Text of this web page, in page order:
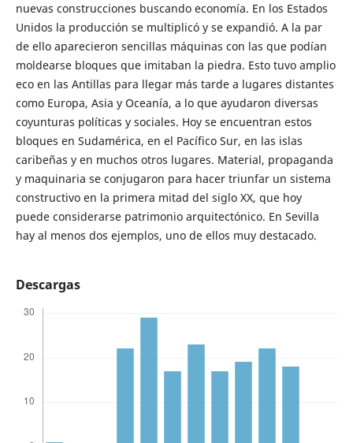
nuevas construcciones buscando economía. En los Estados
Unidos la producción se multiplicó y se expandió. A la par
de ello aparecieron sencillas máquinas con las que podían
moldearse bloques que imitaban la piedra. Esto tuvo amplio
eco en las Antillas para llegar más tarde a lugares distantes
como Europa, Asia y Oceanía, a lo que ayudaron diversas
coyunturas políticas y sociales. Hoy se encuentran estos
bloques en Sudamérica, en el Pacífico Sur, en las islas
caribeñas y en muchos otros lugares. Material, propaganda
y maquinaria se conjugaron para hacer triunfar un sistema
constructivo en la primera mitad del siglo XX, que hoy
puede considerarse patrimonio arquitectónico. En Sevilla
hay al menos dos ejemplos, uno de ellos muy destacado.
Descargas